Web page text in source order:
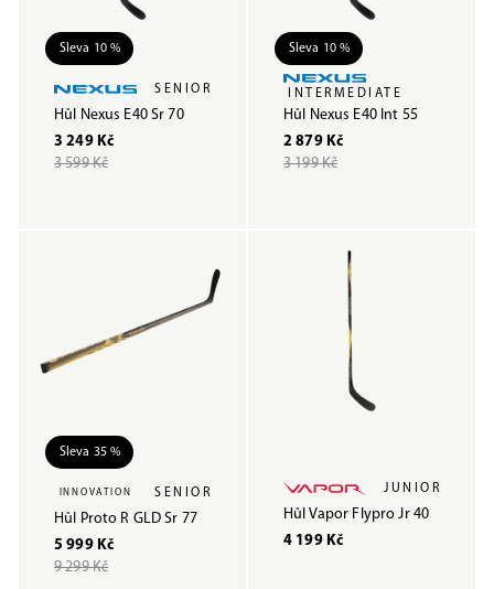
Sleva 10 %
SENIOR
Hůl Nexus E40 Sr 70
3 249 Kč
3 599 Kč
Sleva 10 %
INTERMEDIATE
Hůl Nexus E40 Int 55
2 879 Kč
3 199 Kč
Sleva 35 %
INNOVATION SENIOR
Hůl Proto R GLD Sr 77
5 999 Kč
9 299 Kč
JUNIOR
Hůl Vapor Flypro Jr 40
4 199 Kč